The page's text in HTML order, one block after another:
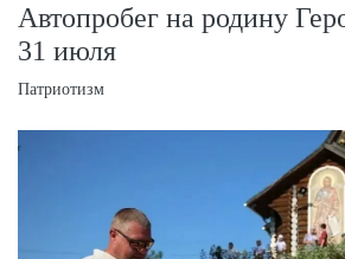
Автопробег на родину
31 июля
Патриотизм